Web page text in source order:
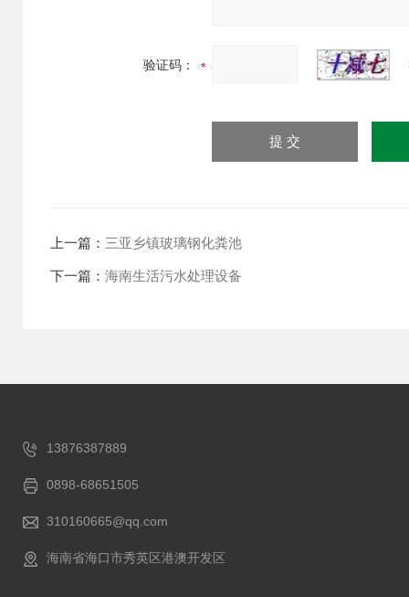
验证码：
上一篇： 三亚乡镇玻璃钢化粪池
下一篇： 海南生活污水处理设备
13876387889
0898-68651505
310160665@qq.com
海南省海口市秀英区港澳开发区